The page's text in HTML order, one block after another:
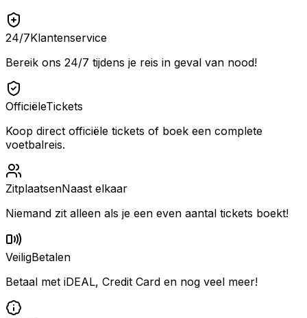
24/7Klantenservice
Bereik ons 24/7 tijdens je reis in geval van nood!
OfficiëleTickets
Koop direct officiële tickets of boek een complete
voetbalreis.
ZitplaatsenNaast elkaar
Niemand zit alleen als je een even aantal tickets boekt!
VeiligBetalen
Betaal met iDEAL, Credit Card en nog veel meer!